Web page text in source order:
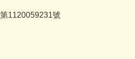
1120059231號